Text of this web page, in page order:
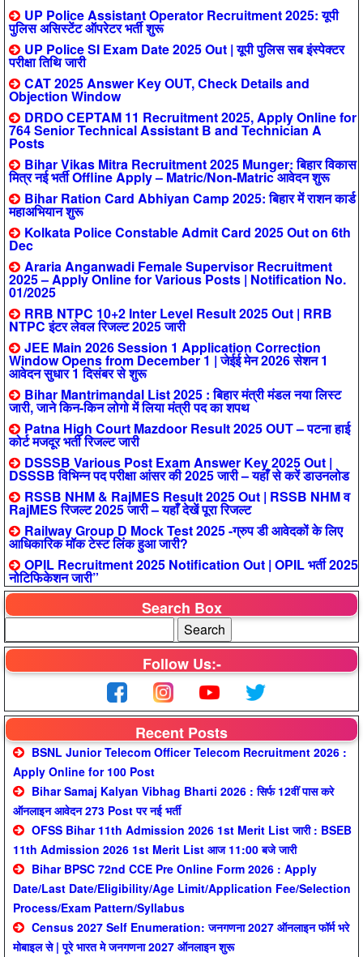
UP Police Assistant Operator Recruitment 2025: यूपी
पुलिस असिस्टेंट ऑपरेटर भर्ती शुरू
UP Police SI Exam Date 2025 Out | यूपी पुलिस सब इंस्पेक्टर
परीक्षा तिथि जारी
CAT 2025 Answer Key OUT, Check Details and
Objection Window
DRDO CEPTAM 11 Recruitment 2025, Apply Online for
764 Senior Technical Assistant B and Technician A
Posts
Bihar Vikas Mitra Recruitment 2025 Munger: बिहार विकास
मित्र नई भर्ती Offline Apply – Matric/Non-Matric आवेदन शुरू
Bihar Ration Card Abhiyan Camp 2025: बिहार में राशन कार्ड
महाअभियान शुरू
Kolkata Police Constable Admit Card 2025 Out on 6th
Dec
Araria Anganwadi Female Supervisor Recruitment
2025 – Apply Online for Various Posts | Notification No.
01/2025
RRB NTPC 10+2 Inter Level Result 2025 Out | RRB
NTPC इंटर लेवल रिजल्ट 2025 जारी
JEE Main 2026 Session 1 Application Correction
Window Opens from December 1 | जेईई मेन 2026 सेशन 1
आवेदन सुधार 1 दिसंबर से शुरू
Bihar Mantrimandal List 2025 : बिहार मंत्री मंडल नया लिस्ट
जारी, जाने किन-किन लोगो में लिया मंत्री पद का शपथ
Patna High Court Mazdoor Result 2025 OUT – पटना हाई
कोर्ट मजदूर भर्ती रिजल्ट जारी
DSSSB Various Post Exam Answer Key 2025 Out |
DSSSB विभिन्न पद परीक्षा आंसर की 2025 जारी – यहाँ से करें डाउनलोड
RSSB NHM & RajMES Result 2025 Out | RSSB NHM व
RajMES रिजल्ट 2025 जारी – यहाँ देखें पूरा रिजल्ट
Railway Group D Mock Test 2025 -ग्रुप डी आवेदकों के लिए
आधिकारिक मॉक टेस्ट लिंक हुआ जारी?
OPIL Recruitment 2025 Notification Out | OPIL भर्ती 2025
नोटिफिकेशन जारी”
Search Box
Follow Us:-
Recent Posts
BSNL Junior Telecom Officer Telecom Recruitment 2026 :
Apply Online for 100 Post
Bihar Samaj Kalyan Vibhag Bharti 2026 : सिर्फ 12वीं पास करे
ऑनलाइन आवेदन 273 Post पर नई भर्ती
OFSS Bihar 11th Admission 2026 1st Merit List जारी : BSEB
11th Admission 2026 1st Merit List आज 11:00 बजे जारी
Bihar BPSC 72nd CCE Pre Online Form 2026 : Apply
Date/Last Date/Eligibility/Age Limit/Application Fee/Selection
Process/Exam Pattern/Syllabus
Census 2027 Self Enumeration: जनगणना 2027 ऑनलाइन फॉर्म भरे
मोबाइल से | पूरे भारत मे जनगणना 2027 ऑनलाइन शुरू